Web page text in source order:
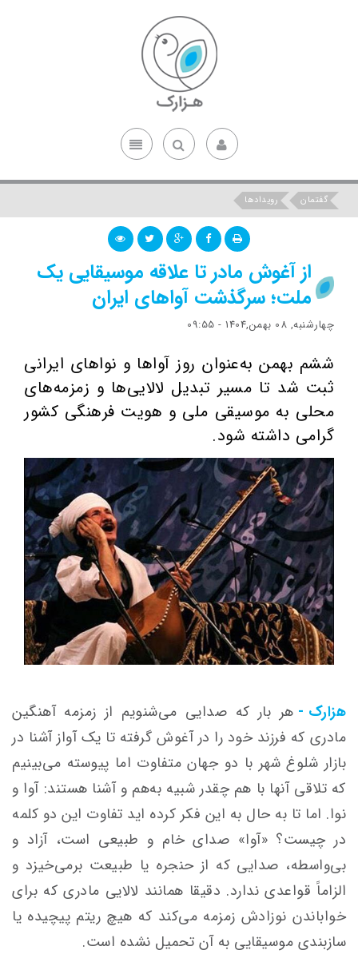
گفتمان رویدادها
از آغوش مادر تا علاقه موسیقایی یک
ملت؛ سرگذشت آواهای ایران
چهارشنبه, 08 بهمن,1404 - 09:55
ششم بهمن به‌عنوان روز آواها و نواهای ایرانی
ثبت شد تا مسیر تبدیل لالایی‌ها و زمزمه‌های
محلی به موسیقی ملی و هویت فرهنگی کشور
گرامی داشته شود.
هزارک - هر بار که صدایی می‌شنویم از زمزمه‌ آهنگین
مادری که فرزند خود را در آغوش گرفته تا یک آواز آشنا در
بازار شلوغ شهر با دو جهان متفاوت اما پیوسته می‌بینیم
که تلاقی آنها با هم چقدر شبیه به‌هم و آشنا هستند: آوا و
نوا. اما تا به حال به این فکر کرده اید تفاوت این دو کلمه
در چیست؟ «آوا» صدای خام و طبیعی است، آزاد و
بی‌واسطه، صدایی که از حنجره یا طبیعت برمی‌خیزد و
الزاماً قواعدی ندارد. دقیقا همانند لالایی مادری که برای
خواباندن نوزادش زمزمه می‌کند که هیچ ریتم پیچیده یا
سازبندی موسیقایی به آن تحمیل نشده است.